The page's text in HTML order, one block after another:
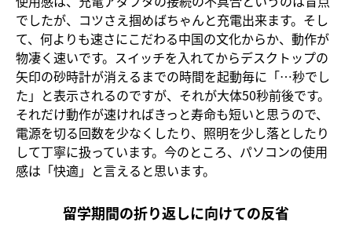
でしたが、コツさえ掴めばちゃんと充電出来ます。そし
て、何よりも速さにこだわる中国の文化からか、動作が
物凄く速いです。スイッチを入れてからデスクトップの
矢印の砂時計が消えるまでの時間を起動毎に「…秒でし
た」と表示されるのですが、それが大体50秒前後です。
それだけ動作が速ければきっと寿命も短いと思うので、
電源を切る回数を少なくしたり、照明を少し落としたり
して丁寧に扱っています。今のところ、パソコンの使用
感は「快適」と言えると思います。
留学期間の折り返しに向けての反省